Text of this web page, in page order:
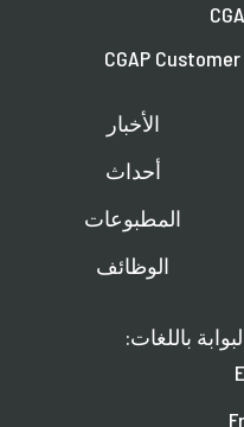
الأخبار
أحداث
المطبوعات
الوظائف
باللغات: